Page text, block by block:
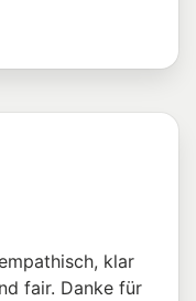
klar
fair. Danke für